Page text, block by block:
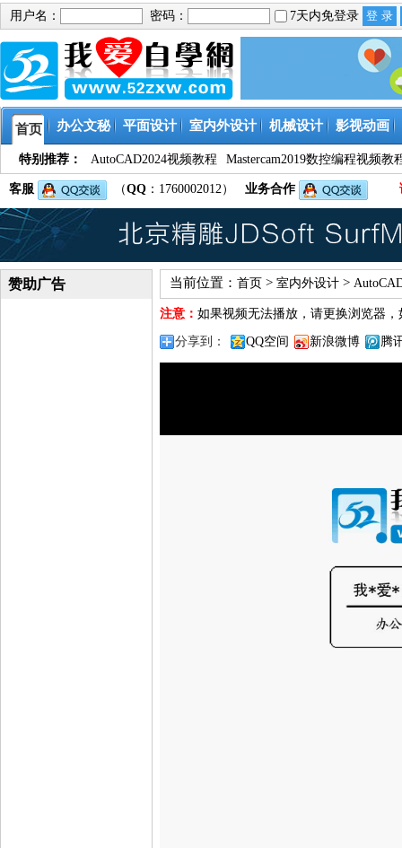
用户名： 密码： 7天内免登录
首页 办公文秘 平面设计 室内外设计 机械设计 影视动画
特别推荐： AutoCAD2024视频教程 Mastercam2019数控编程视频教
客服 （QQ ：1760002012） 业务合作
赞助广告 当前位置： 首页 > 室内外设计 >
注意： 如果视频无法播放，请更换浏览器，
分享到： QQ空间 新浪微博 腾